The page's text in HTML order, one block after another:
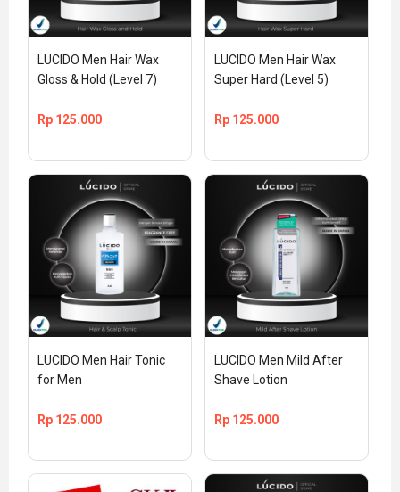
LUCIDO Men Hair Wax
Gloss & Hold (Level 7)
Rp 125.000
LUCIDO Men Hair Wax
Super Hard (Level 5)
Rp 125.000
LUCIDO Men Hair Tonic
for Men
Rp 125.000
LUCIDO Men Mild After
Shave Lotion
Rp 125.000